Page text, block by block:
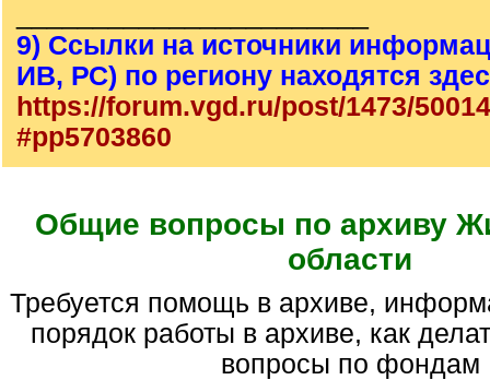
9) Ссылки на источники
ИВ, РС) по региону находятся
https://forum.vgd.ru/post/1473/
#pp5703860
Общие вопросы по архиву
области
Требуется помощь в архиве, информация о предках,
порядок работы в архиве, как
вопросы по фондам